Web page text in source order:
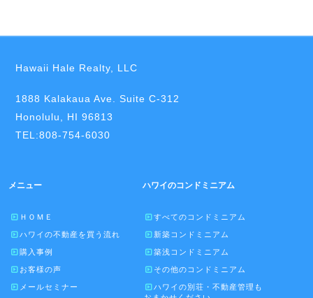
Hawaii Hale Realty, LLC
1888 Kalakaua Ave. Suite C-312
Honolulu, HI 96813
TEL:808-754-6030
メニュー
ＨＯＭＥ
ハワイの不動産を買う流れ
購入事例
お客様の声
メールセミナー
ハワイのコンドミニアム
すべてのコンドミニアム
新築コンドミニアム
築浅コンドミニアム
その他のコンドミニアム
ハワイの別荘・不動産管理も